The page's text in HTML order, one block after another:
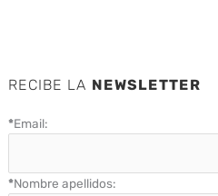
RECIBE LA NEWSLETTER
*Email:
*Nombre apellidos: